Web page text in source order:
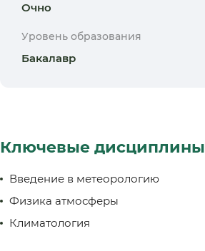
Очно
Уровень образования
Бакалавр
Ключевые дисциплины
Введение в метеорологию
Физика атмосферы
Климатология